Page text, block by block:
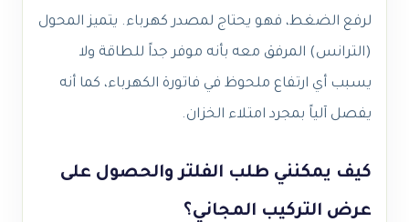
لرفع الضغط، فهو يحتاج لمصدر كهرباء. يتميز المحول
(الترانس) المرفق معه بأنه موفر جداً للطاقة ولا
يسبب أي ارتفاع ملحوظ في فاتورة الكهرباء، كما أنه
يفصل آلياً بمجرد امتلاء الخزان.
كيف يمكنني طلب الفلتر والحصول على
عرض التركيب المجاني؟